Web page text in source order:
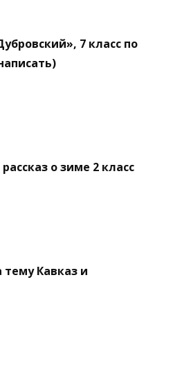
7 класс по
о зиме 2 класс
Кавказ и